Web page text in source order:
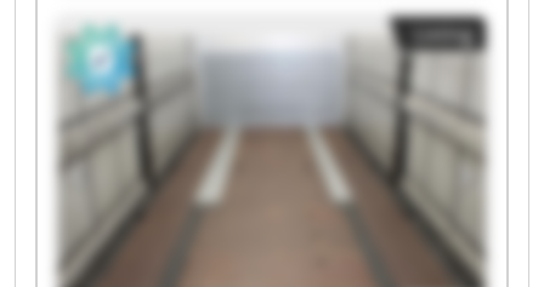
Maschinenhandel Borowski GmbH
Maschinenhandel Borowski GmbH
Maschinenhandel Borowski GmbH
Maschinenhandel Borowski GmbH
Maschinenhandel Borowski GmbH
Maschinenhandel Borowski GmbH
Maschinenhandel Borowski GmbH
Maschinenhandel Borowski GmbH
Maschinenhandel Borowski GmbH
Maschinenhandel Borowski GmbH
Maschinenhandel Borowski GmbH
Listing